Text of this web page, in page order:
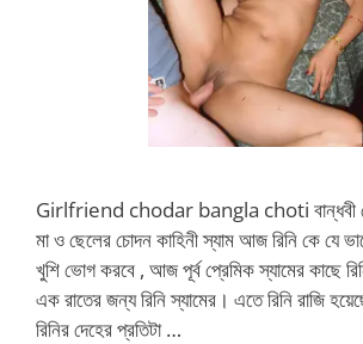
Girlfriend chodar bangla choti বান্ধবী
মা ও ছেলের চোদন কাহিনী স্যাম আজ রিনি কে যে
খুশি ভোগ করবে , আজ পূর্ব প্রেমিক স্যামের কাছে
এক রাতের জন্য রিনি স্যামের। এতে রিনি রাজি
রিনির দেহের প্রতিটা …